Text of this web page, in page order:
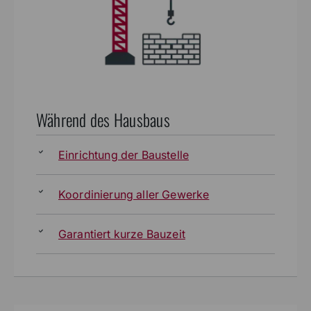
Während des Hausbaus
Einrichtung der Baustelle
Koordinierung aller Gewerke
Garantiert kurze Bauzeit